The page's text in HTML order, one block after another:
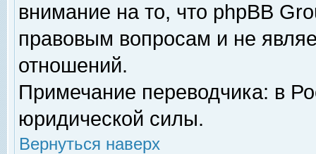
внимание на то, что phpBB
правовым вопросам и не
отношений.
Примечание переводчика: в
юридической силы.
Вернуться наверх